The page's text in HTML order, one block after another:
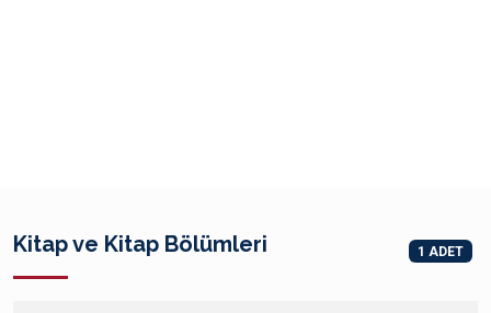
Kitap ve Kitap Bölümleri 1 ADET